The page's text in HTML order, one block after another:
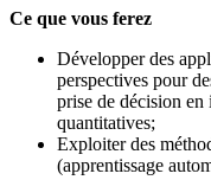
Ce que vous ferez
Développer des
perspectives pour
prise de décision en
quantitatives;
Exploiter des
(apprentissage